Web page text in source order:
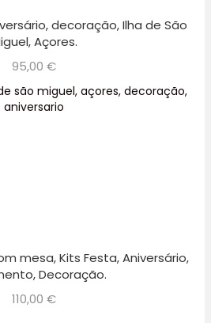
decoração, Ilha de São
Açores.
95,00 €
mesa, Kits Festa, Aniversário,
Decoração.
110,00 €